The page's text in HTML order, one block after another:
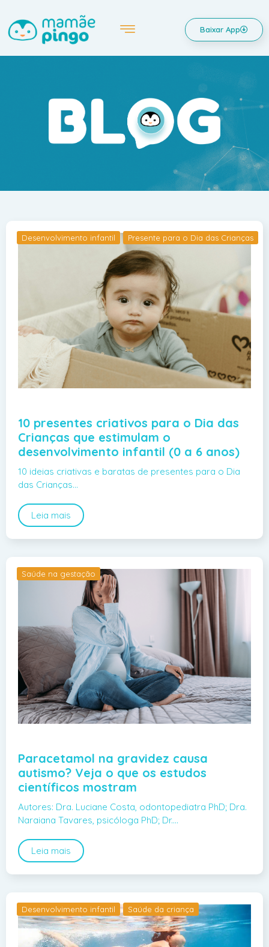
Baixar App
Desenvolvimento infantil Presente para o Dia das Crianças
10 presentes criativos para o Dia das
Crianças que estimulam o
desenvolvimento infantil (0 a 6 anos)
10 ideias criativas e baratas de presentes para o Dia
das Crianças…
Leia mais
Saúde na gestação
Paracetamol na gravidez causa
autismo? Veja o que os estudos
científicos mostram
Autores: Dra. Luciane Costa, odontopediatra PhD; Dra.
Naraiana Tavares, psicóloga PhD; Dr.…
Leia mais
Desenvolvimento infantil Saúde da criança